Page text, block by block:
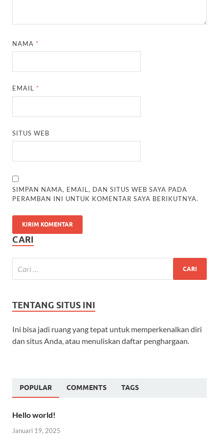
NAMA *
EMAIL *
SITUS WEB
SIMPAN NAMA, EMAIL, DAN SITUS WEB SAYA PADA
PERAMBAN INI UNTUK KOMENTAR SAYA BERIKUTNYA.
CARI
TENTANG SITUS INI
Ini bisa jadi ruang yang tepat untuk memperkenalkan diri
dan situs Anda, atau menuliskan daftar penghargaan.
POPULAR COMMENTS TAGS
Hello world!
Januari 19, 2025